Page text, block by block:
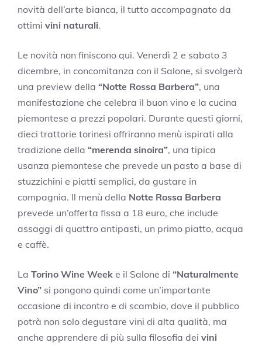
novità dell’arte bianca, il tutto accompagnato da
ottimi vini naturali.
Le novità non finiscono qui. Venerdì 2 e sabato 3
dicembre, in concomitanza con il Salone, si svolgerà
una preview della “Notte Rossa Barbera”, una
manifestazione che celebra il buon vino e la cucina
piemontese a prezzi popolari. Durante questi giorni,
dieci trattorie torinesi offriranno menù ispirati alla
tradizione della “merenda sinoira”, una tipica
usanza piemontese che prevede un pasto a base di
stuzzichini e piatti semplici, da gustare in
compagnia. Il menù della Notte Rossa Barbera
prevede un’offerta fissa a 18 euro, che include
assaggi di quattro antipasti, un primo piatto, acqua
e caffè.
La Torino Wine Week e il Salone di “Naturalmente
Vino” si pongono quindi come un’importante
occasione di incontro e di scambio, dove il pubblico
potrà non solo degustare vini di alta qualità, ma
anche apprendere di più sulla filosofia dei vini